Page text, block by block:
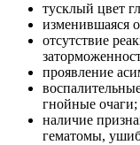
тусклый цвет
изменившаяся
отсутствие
проявление
гнойные очаги;
наличие
гематомы,